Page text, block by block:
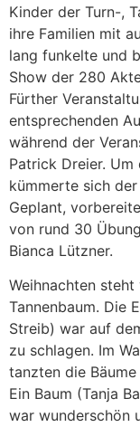
Kinder der Turn-,
ihre Familien mit
lang funkelte und
Show der 280
Fürther
entsprechenden
während der
Patrick Dreier.
kümmerte sich
Geplant,
von rund 30
Bianca Lützner.
Weihnachten
Tannenbaum. Die
Streib) war auf
zu schlagen. Im
tanzten die Bäume
Ein Baum (Tanja
war wunderschön